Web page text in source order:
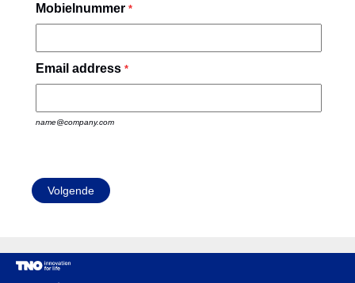
Mobielnummer *
Email address *
name@company.com